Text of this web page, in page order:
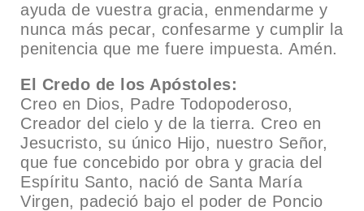
ayuda de vuestra gracia, enmendarme y
nunca más pecar, confesarme y cumplir la
penitencia que me fuere impuesta. Amén.
El Credo de los Apóstoles:
Creo en Dios, Padre Todopoderoso,
Creador del cielo y de la tierra. Creo en
Jesucristo, su único Hijo, nuestro Señor,
que fue concebido por obra y gracia del
Espíritu Santo, nació de Santa María
Virgen, padeció bajo el poder de Poncio